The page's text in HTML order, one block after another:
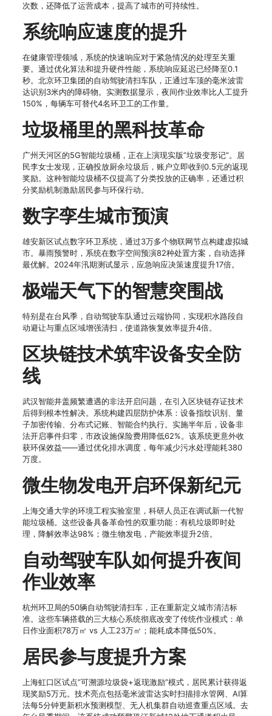
次数，还降低了运营成本，提高了城市的可持续性。
系统响应速度的提升
在健康管理领域，系统的快速响应对于紧急情况的处理至关重
要。通过优化算法和提升硬件性能，系统响应延迟已经降至0.1
秒。北京环卫集团的自动驾驶清扫车队，正通过车顶的毫米波雷
达识别3米内的障碍物。实测数据显示，夜间作业效率比人工提升
150%，每辆车可替代4名环卫工的工作量。
垃圾桶里的黑科技革命
广州天河区的5G智能垃圾桶，正在上演现实版”垃圾变形记”。居
民李女士发现，正确投放厨余垃圾后，账户立即收到0.5元的返现
奖励。这种智能垃圾桶不仅提高了分类投放的正确率，还通过积
分奖励机制激励居民参与环保行动。
数字孪生城市预演
雄安新区试点数字环卫系统，通过3万多个物联网节点构建虚拟城
市。暴雨预警时，系统在数字空间预演82种处置方案，自动选择
最优解。2024年汛期测试显示，应急响应决策速度提升17倍。
极端天气下的智慧突围战
特别是在台风季，自动驾驶车队通过云端协同，实现积水路段自
动避让与重点区域增强清扫，使道路恢复效率提升4倍。
区块链技术筑牢设备安全防
线
武汉智能井盖频繁遭遇的非法开启问题，在引入区块链存证技术
后得到根本性解决。系统构建四层防护体系：设备指纹识别、量
子加密传输、分布式记账、智能合约执行。实施半年后，设备非
法开启事件归零，市政设施保险费用降低62%。该系统更意外收
获环保效益——通过优化排水调度，每年减少污水处理能耗380
万度。
微生物发电开启环保新纪元
上海交通大学的环境工程实验室里，科研人员正在调试新一代智
能垃圾桶。这些设备具备革命性的双重功能：有机垃圾即时处
理，降解效率达98%；微生物发电，产能效率提升2倍。
自动驾驶车队如何提升夜间
作业效率
杭州环卫局的50辆自动驾驶清扫车，正在重新定义城市清洁标
准。这些车辆搭载的三大核心系统彻底改变了传统作业模式：单
日作业面积78万㎡ vs 人工23万㎡；能耗成本降低50%。
居民参与度提升方案
上海虹口区试点”可溯源垃圾袋+返现激励”模式，居民累计获得返
现奖励5万元。技术亮点包括毫米波雷达实时扫描排水管网、AI算
法每5分钟更新积水预测模型、无人机集群自动巡查重点区域。去